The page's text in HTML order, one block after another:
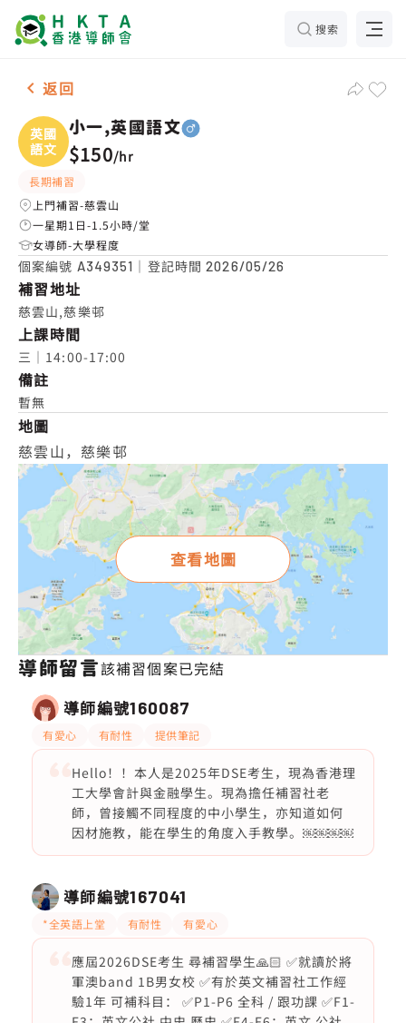
搜索
男-1名 小一,英國語文，慈雲山 補習推介
返回
英國
語文
小一,英國語文
$150/hr
長期補習
上門補習-慈雲山
一星期1日-1.5小時/堂
女導師-大學程度
個案編號 A349351 ｜登記時間2026/05/26
補習地址
慈雲山,慈樂邨
上課時間
三｜14:00-17:00
備註
暫無
地圖
慈雲山，慈樂邨
查看地圖
導師留言該補習個案已完結
導師編號160087
有愛心 有耐性 提供筆記
Hello！！本人是2025年DSE考生，現為香港理
工大學會計與金融學生。現為擔任補習社老
師，曾接觸不同程度的中小學生，亦知道如何
因材施教，能在學生的角度入手教學。￼￼￼￼
導師編號167041
*全英語上堂 有耐性 有愛心
應屆2026DSE考生 尋補習學生🙏🏻 ✅就讀於將
軍澳band 1B男女校 ✅有於英文補習社工作經
驗1年 可補科目： ✅P1-P6 全科 / 跟功課 ✅F1-